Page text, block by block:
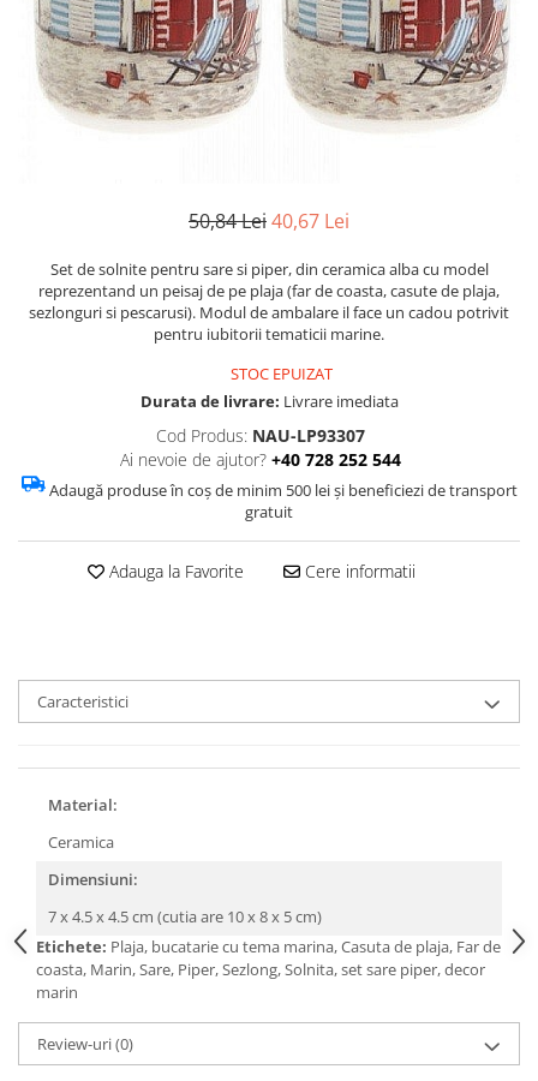
Barci, vapoare, ambarcatiuni
Pesti
Decoratiuni care se agata
50,84 Lei40,67 Lei
Set de solnite pentru sare si piper, din ceramica alba cu model
reprezentand un peisaj de pe plaja (far de coasta, casute de plaja,
sezlonguri si pescarusi). Modul de ambalare il face un cadou potrivit
pentru iubitorii tematicii marine.
STOC EPUIZAT
Durata de livrare: Livrare imediata
Cod Produs: NAU-LP93307
Ai nevoie de ajutor? +40 728 252 544
Adaugă produse în coș de minim 500 lei și beneficiezi de transport
gratuit
Adauga la Favorite Cere informatii
Caracteristici
Material:
Ceramica
Dimensiuni:
7 x 4.5 x 4.5 cm (cutia are 10 x 8 x 5 cm)
Etichete: Plaja, bucatarie cu tema marina, Casuta de plaja, Far de
coasta, Marin, Sare, Piper, Sezlong, Solnita, set sare piper, decor
marin
Review-uri(0)